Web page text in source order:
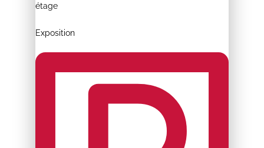
étage
Exposition